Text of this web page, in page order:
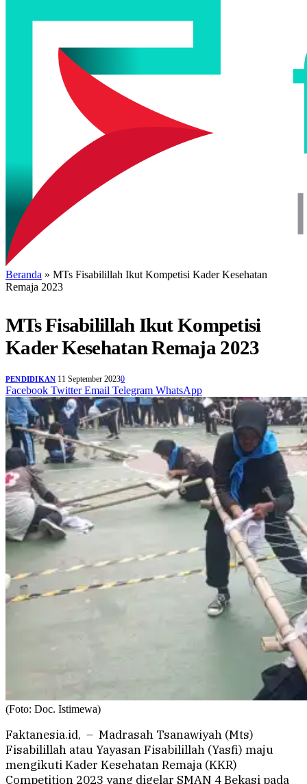
Beranda » MTs Fisabilillah Ikut Kompetisi Kader Kesehatan
Remaja 2023
MTs Fisabilillah Ikut Kompetisi
Kader Kesehatan Remaja 2023
PENDIDIKAN 11 September 20230
Facebook Twitter Email Telegram WhatsApp
(Foto: Doc. Istimewa)
Faktanesia.id, – Madrasah Tsanawiyah (Mts)
Fisabilillah atau Yayasan Fisabilillah (Yasfi) maju
mengikuti Kader Kesehatan Remaja (KKR)
Competition 2023 yang digelar SMAN 4 Bekasi pada